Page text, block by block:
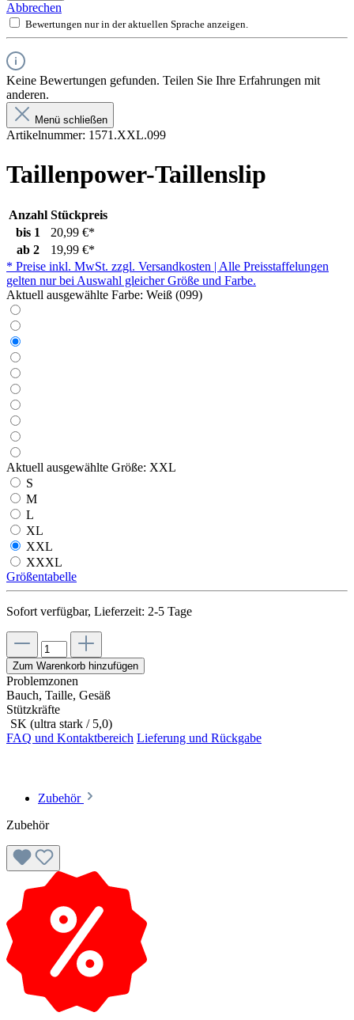
Abbrechen
Bewertungen nur in der aktuellen Sprache anzeigen.
Keine Bewertungen gefunden. Teilen Sie Ihre Erfahrungen mit
anderen.
Menü schließen
Artikelnummer: 1571.XXL.099
Taillenpower-Taillenslip
Anzahl Stückpreis
bis 1
20,99 €*
ab 2
19,99 €*
* Preise inkl. MwSt. zzgl. Versandkosten | Alle Preisstaffelungen
gelten nur bei Auswahl gleicher Größe und Farbe.
Aktuell ausgewählte Farbe: Weiß (099)
Aktuell ausgewählte Größe: XXL
S
M
L
XL
XXL
XXXL
Größentabelle
Sofort verfügbar, Lieferzeit: 2-5 Tage
Zum Warenkorb hinzufügen
Problemzonen
Bauch, Taille, Gesäß
Stützkräfte
SK (ultra stark / 5,0)
FAQ und Kontaktbereich Lieferung und Rückgabe
Zubehör
Zubehör